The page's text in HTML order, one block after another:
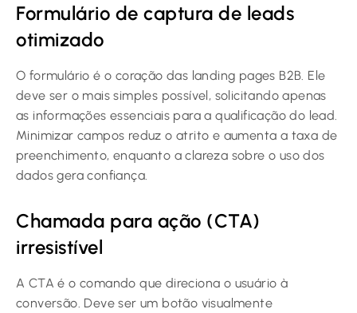
Formulário de captura de leads
otimizado
O formulário é o coração das landing pages B2B. Ele
deve ser o mais simples possível, solicitando apenas
as informações essenciais para a qualificação do lead.
Minimizar campos reduz o atrito e aumenta a taxa de
preenchimento, enquanto a clareza sobre o uso dos
dados gera confiança.
Chamada para ação (CTA)
irresistível
A CTA é o comando que direciona o usuário à
conversão. Deve ser um botão visualmente